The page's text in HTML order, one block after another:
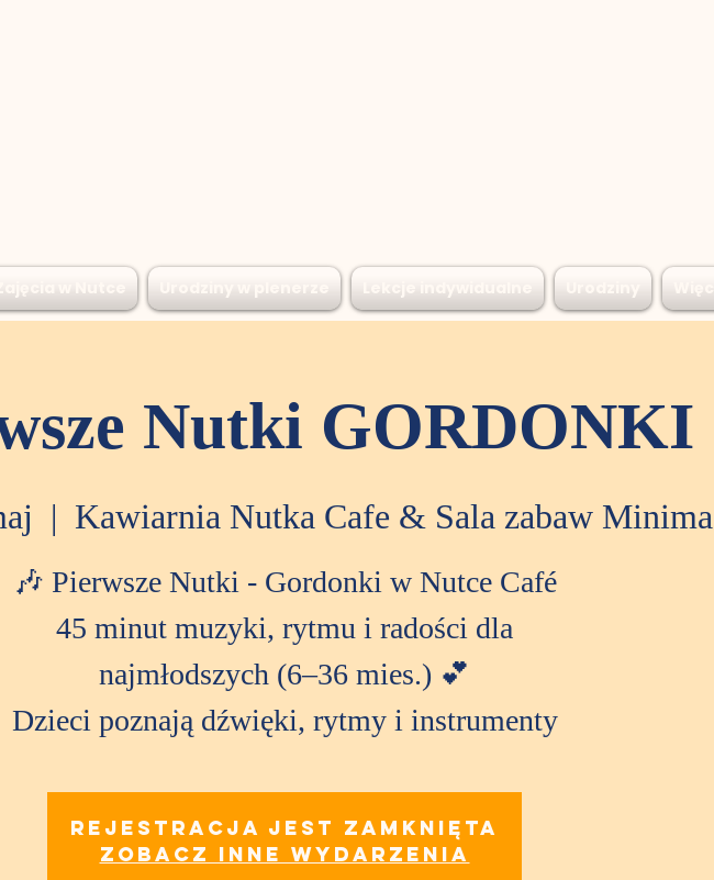
Nutki GORDONKI
  |
Kawiarnia Nutka Cafe & Sala zabaw Minima
🎶 Pierwsze Nutki - Gordonki w Nutce Café
45 minut muzyki, rytmu i radości dla
najmłodszych (6–36 mies.) 💕
Dzieci poznają dźwięki, rytmy i instrumenty
Rejestracja jest zamknięta
Zobacz inne wydarzenia